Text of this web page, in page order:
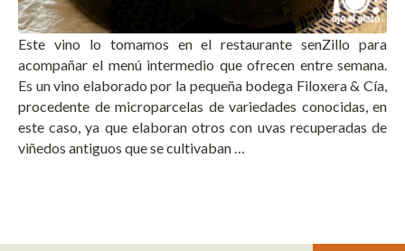
Este vino lo tomamos en el restaurante senZillo para
acompañar el menú intermedio que ofrecen entre semana.
Es un vino elaborado por la pequeña bodega Filoxera & Cía,
procedente de microparcelas de variedades conocidas, en
este caso, ya que elaboran otros con uvas recuperadas de
viñedos antiguos que se cultivaban …